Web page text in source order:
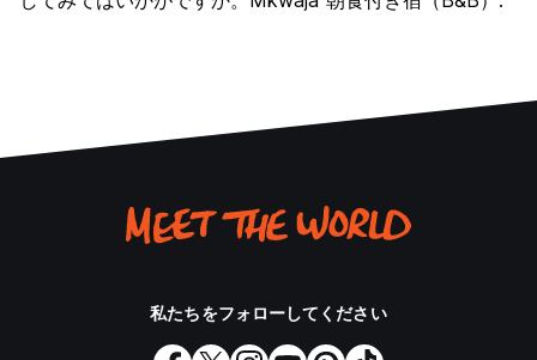
私たちをフォローしてください